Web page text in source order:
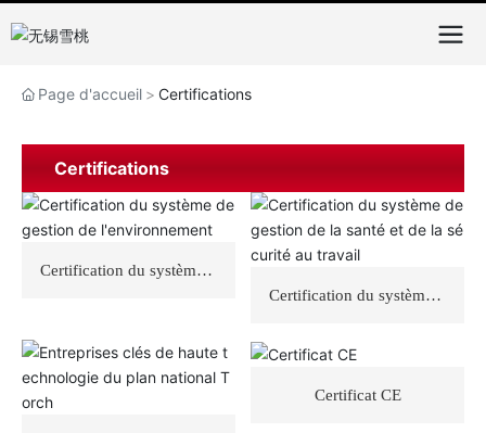
Page d'accueil Certifications
Certifications
Certification du système d
Certification du système d
Certificat CE